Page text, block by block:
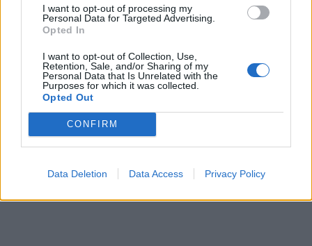
I want to opt-out of processing my
Personal Data for Targeted Advertising.
Opted In
I want to opt-out of Collection, Use,
Retention, Sale, and/or Sharing of my
Personal Data that Is Unrelated with the
Purposes for which it was collected.
Opted Out
CONFIRM
Data Deletion Data Access Privacy Policy